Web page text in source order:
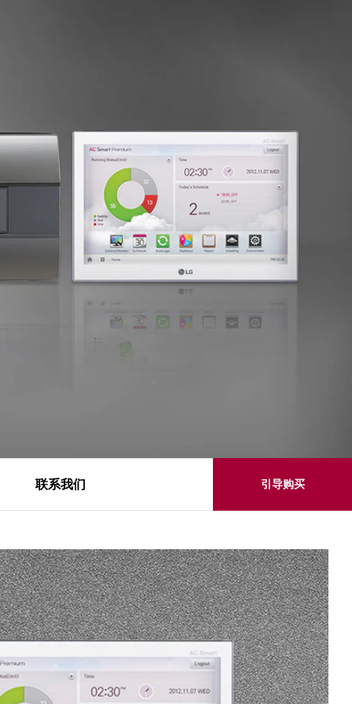
联系我们 引导购买